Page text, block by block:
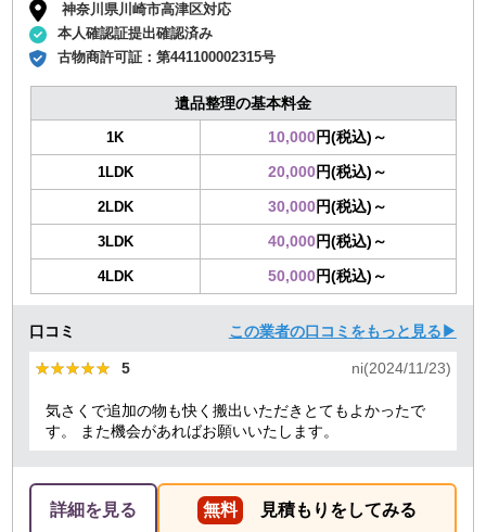
神奈川県川崎市高津区対応
本人確認証提出確認済み
古物商許可証：第441100002315号
遺品整理の基本料金
1K 10,000円(税込)～
1LDK 20,000円(税込)～
2LDK 30,000円(税込)～
3LDK 40,000円(税込)～
4LDK 50,000円(税込)～
口コミ この業者の口コミをもっと見る▶
★★★★★
★★★★★ 5 ni(2024/11/23)
気さくで追加の物も快く搬出いただきとてもよかったで
す。 また機会があればお願いいたします。
詳細を見る 無料 見積もりをしてみる